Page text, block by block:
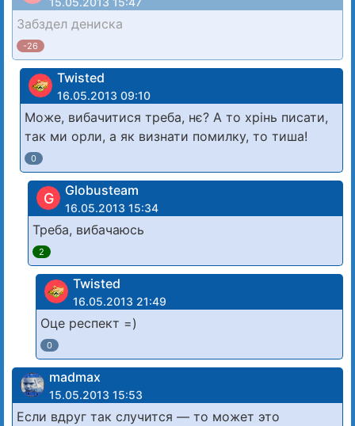
Забздел дениска
-26
Twisted
16.05.2013 09:10
Може, вибачитися треба, нє? А то хрінь писати,
так ми орли, а як визнати помилку, то тиша!
0
G Globusteam
16.05.2013 15:34
Треба, вибачаюсь
2
Twisted
16.05.2013 21:49
Оце респект =)
0
madmax
15.05.2013 15:53
Если вдруг так случится — то может это